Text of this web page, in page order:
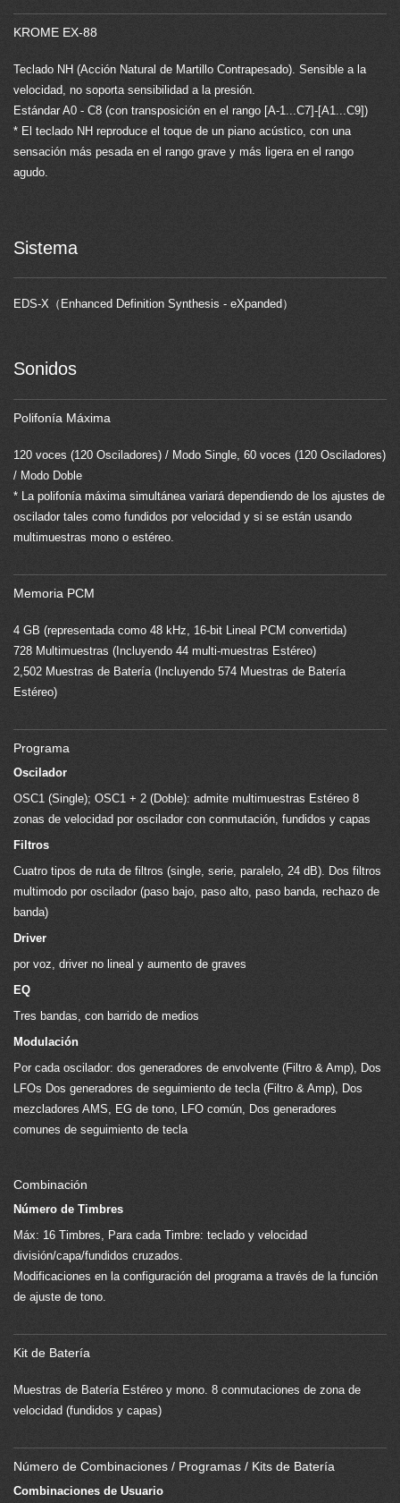
KROME EX-88
Teclado NH (Acción Natural de Martillo Contrapesado). Sensible a la
velocidad, no soporta sensibilidad a la presión.
Estándar A0 - C8 (con transposición en el rango [A-1...C7]-[A1...C9])
* El teclado NH reproduce el toque de un piano acústico, con una
sensación más pesada en el rango grave y más ligera en el rango
agudo.
Sistema
EDS-X（Enhanced Definition Synthesis - eXpanded）
Sonidos
Polifonía Máxima
120 voces (120 Osciladores) / Modo Single, 60 voces (120 Osciladores)
/ Modo Doble
* La polifonía máxima simultánea variará dependiendo de los ajustes de
oscilador tales como fundidos por velocidad y si se están usando
multimuestras mono o estéreo.
Memoria PCM
4 GB (representada como 48 kHz, 16-bit Lineal PCM convertida)
728 Multimuestras (Incluyendo 44 multi-muestras Estéreo)
2,502 Muestras de Batería (Incluyendo 574 Muestras de Batería
Estéreo)
Programa
Oscilador
OSC1 (Single); OSC1 + 2 (Doble): admite multimuestras Estéreo 8
zonas de velocidad por oscilador con conmutación, fundidos y capas
Filtros
Cuatro tipos de ruta de filtros (single, serie, paralelo, 24 dB). Dos filtros
multimodo por oscilador (paso bajo, paso alto, paso banda, rechazo de
banda)
Driver
por voz, driver no lineal y aumento de graves
EQ
Tres bandas, con barrido de medios
Modulación
Por cada oscilador: dos generadores de envolvente (Filtro & Amp), Dos
LFOs Dos generadores de seguimiento de tecla (Filtro & Amp), Dos
mezcladores AMS, EG de tono, LFO común, Dos generadores
comunes de seguimiento de tecla
Combinación
Número de Timbres
Máx: 16 Timbres, Para cada Timbre: teclado y velocidad
división/capa/fundidos cruzados.
Modificaciones en la configuración del programa a través de la función
de ajuste de tono.
Kit de Batería
Muestras de Batería Estéreo y mono. 8 conmutaciones de zona de
velocidad (fundidos y capas)
Número de Combinaciones / Programas / Kits de Batería
Combinaciones de Usuario